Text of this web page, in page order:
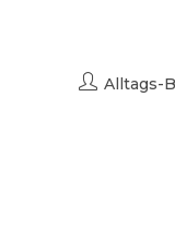
Beitrags-
Alltags-